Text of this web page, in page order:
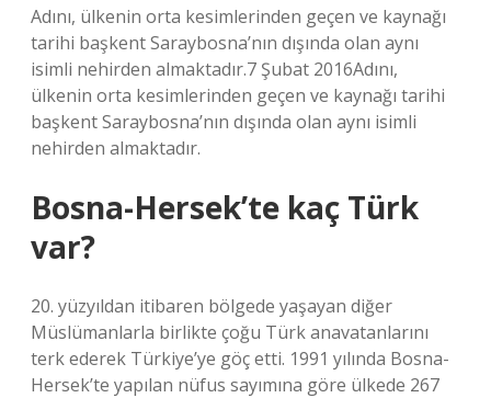
Adını, ülkenin orta kesimlerinden geçen ve kaynağı
tarihi başkent Saraybosna’nın dışında olan aynı
isimli nehirden almaktadır.7 Şubat 2016Adını,
ülkenin orta kesimlerinden geçen ve kaynağı tarihi
başkent Saraybosna’nın dışında olan aynı isimli
nehirden almaktadır.
Bosna-Hersek’te kaç Türk
var?
20. yüzyıldan itibaren bölgede yaşayan diğer
Müslümanlarla birlikte çoğu Türk anavatanlarını
terk ederek Türkiye’ye göç etti. 1991 yılında Bosna-
Hersek’te yapılan nüfus sayımına göre ülkede 267